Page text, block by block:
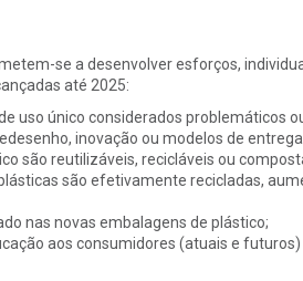
se a desenvolver esforços,
até 2025:
uso único considerados problemáticos
inovação ou modelos de
são reutilizáveis, recicláveis ou
são efetivamente recicladas,
nas novas embalagens de plástico;
aos consumidores (atuais e